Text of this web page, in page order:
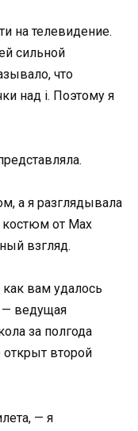
на телевидение.
сильной
что
над i. Поэтому я
а я разглядывала
от Max
взгляд.
вам удалось
— ведущая
за полгода
второй
— я